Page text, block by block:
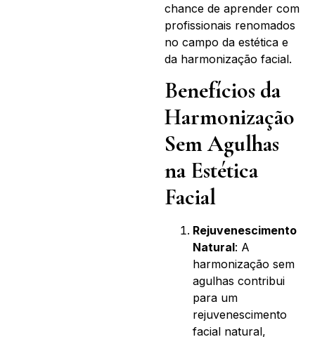
chance de aprender com
profissionais renomados
no campo da estética e
da harmonização facial.
Benefícios da
Harmonização
Sem Agulhas
na Estética
Facial
Rejuvenescimento
Natural: A
harmonização sem
agulhas contribui
para um
rejuvenescimento
facial natural,